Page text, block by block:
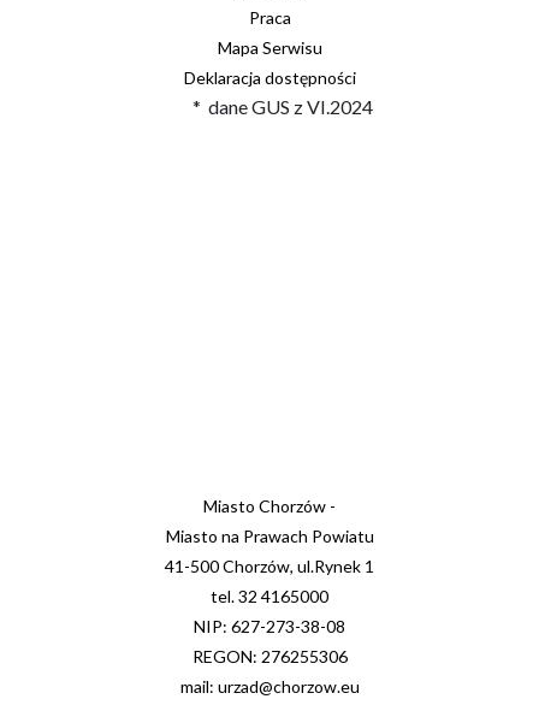
Praca
Mapa Serwisu
Deklaracja dostępności
* dane GUS z VI.2024
Miasto Chorzów -
Miasto na Prawach Powiatu
41-500 Chorzów, ul.Rynek 1
tel. 32 4165000
NIP: 627-273-38-08
REGON: 276255306
mail: urzad@chorzow.eu